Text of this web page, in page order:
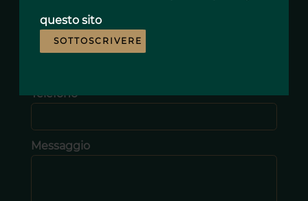
questo sito
SOTTOSCRIVERE
E-mail *
Telefono *
Messaggio